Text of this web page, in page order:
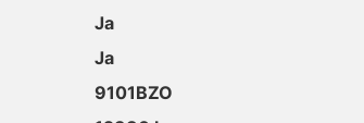
Ja
Ja
9101BZO